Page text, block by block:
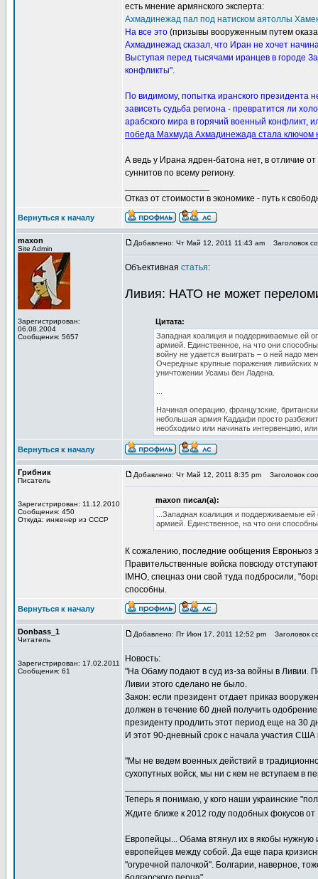
есть мнение армянского эксперта:
Ахмадинежад пал под натиском аятоллы
На все это (призывы вооруженным путем
Ахмадинежад сказал, что Иран не хочет
Выступая перед тысячами иранцев в городе
конфликты".
По видимому, попытка иранского президента
зависеть судьба региона - превратится ли
арабского мира в горячий военный конфликт,
победа Махмуда Ахмадинежада стала ключом
А ведь у Ирана ядрен-батона нет, в отличие
суннитов по всему региону.
Отказ от стоимости в экономике - путь к
Вернуться к началу
maxon
Site Admin
Зарегистрирован:
06.08.2004
Сообщения: 5657
Добавлено: Чт Май 12, 2011 11:43 am Заголовок
Объективная статья:
Ливия: НАТО не может
Цитата:
Западная коалиция и поддерживаемые ей
армией. Единственное, на что они
войну не удается выиграть – о ней надо
Очередные крупные поражения ливийских
уничтожении Усамы бен Ладена.
Начиная операцию, французские,
небольшая армия Каддафи просто
необходимо или начинать интервенцию,
Вернуться к началу
Грибник
Писатель
Зарегистрирован: 11.12.2010
Сообщения: 450
Откуда: инженер из СССР
Добавлено: Чт Май 12, 2011 8:35 pm Заголовок
maxon писал(а):
...Западная коалиция и поддерживаемые
армией. Единственное, на что они
К сожалению, последние ообщения Евроньюз
Правительственные войска повсюду
IMHO, спецназ они свой туда подбросили,
способны.
Вернуться к началу
Donbass_1
Читатель
Зарегистрирован: 17.02.2011
Сообщения: 61
Добавлено: Пт Июн 17, 2011 12:52 pm Заголовок
Новость:
"На Обаму подают в суд из-за войны в Ливии.
Ливии этого сделано не было.
Закон: если президент отдает приказ
должен в течение 60 дней получить
президенту продлить этот период еще на 30
И этот 90-дневный срок с начала участия
"Мы не ведем военных действий в
сухопутных войск, мы ни с кем не вступаем в
Теперь я понимаю, у кого наши украинские
Ждите ближе к 2012 году подобных фокусов
Европейцы... Обама втянул их в якобы нужную
европейцев между собой. Да еще пара
"огуречной палочкой". Болгарии, наверное,